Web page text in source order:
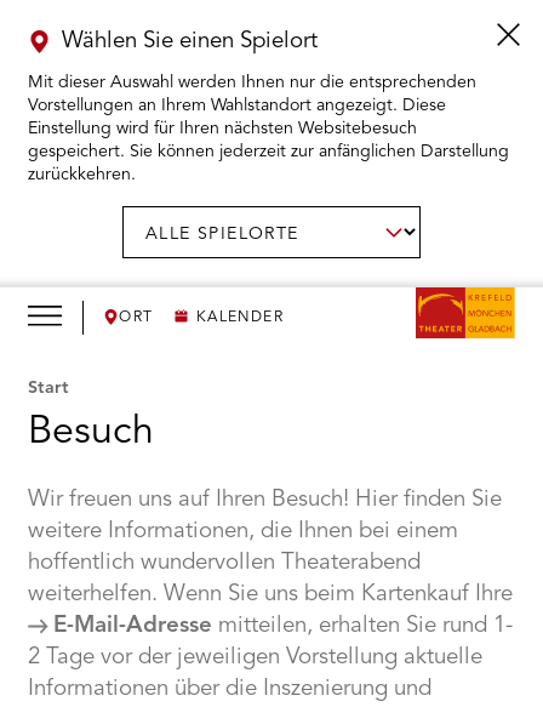
ORT KALENDER
Wählen Sie einen Spielort
Mit dieser Auswahl werden Ihnen nur die entsprechenden
Vorstellungen an Ihrem Wahlstandort angezeigt. Diese
Einstellung wird für Ihren nächsten Websitebesuch
gespeichert. Sie können jederzeit zur anfänglichen Darstellung
zurückkehren.
KARTENKAUF ÖFFNEN
WIR ÖFFNEN
THEATERPÄDAGOGIK ÖFFNEN
Start
Besuch
Wir freuen uns auf Ihren Besuch! Hier finden Sie
weitere Informationen, die Ihnen bei einem
hoffentlich wundervollen Theaterabend
weiterhelfen. Wenn Sie uns beim Kartenkauf Ihre
E-Mail-Adresse mitteilen, erhalten Sie rund 1-
2 Tage vor der jeweiligen Vorstellung aktuelle
Informationen über die Inszenierung und